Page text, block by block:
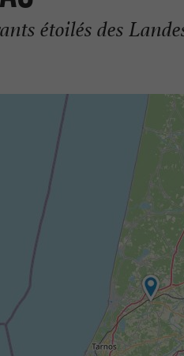
étoilés des